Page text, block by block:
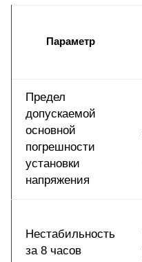
Параметр
Предел
допускаемой
основной
погрешности
установки
напряжения
Нестабильность
за 8 часов